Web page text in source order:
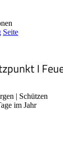
Seite
I
| Schützen
im Jahr